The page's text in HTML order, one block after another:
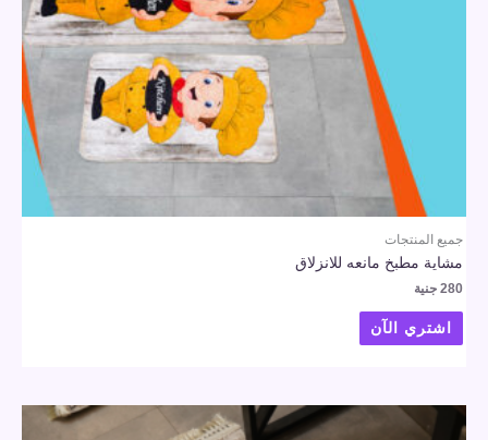
جميع المنتجات
مشاية مطبخ مانعه للانزلاق
280 جنية
اشتري الآن